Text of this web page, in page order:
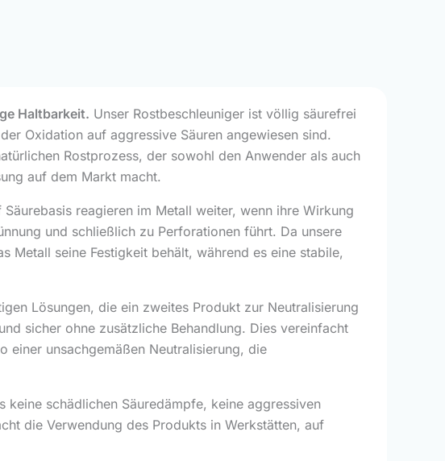
Haltbarkeit. Unser Rostbeschleuniger ist völlig säurefrei
Oxidation auf aggressive Säuren angewiesen sind.
Rostprozess, der sowohl den Anwender als auch
auf dem Markt macht.
Säurebasis reagieren im Metall weiter, wenn ihre Wirkung
und schließlich zu Perforationen führt. Da unsere
Metall seine Festigkeit behält, während es eine stabile,
Lösungen, die ein zweites Produkt zur Neutralisierung
sicher ohne zusätzliche Behandlung. Dies vereinfacht
einer unsachgemäßen Neutralisierung, die
keine schädlichen Säuredämpfe, keine aggressiven
die Verwendung des Produkts in Werkstätten, auf